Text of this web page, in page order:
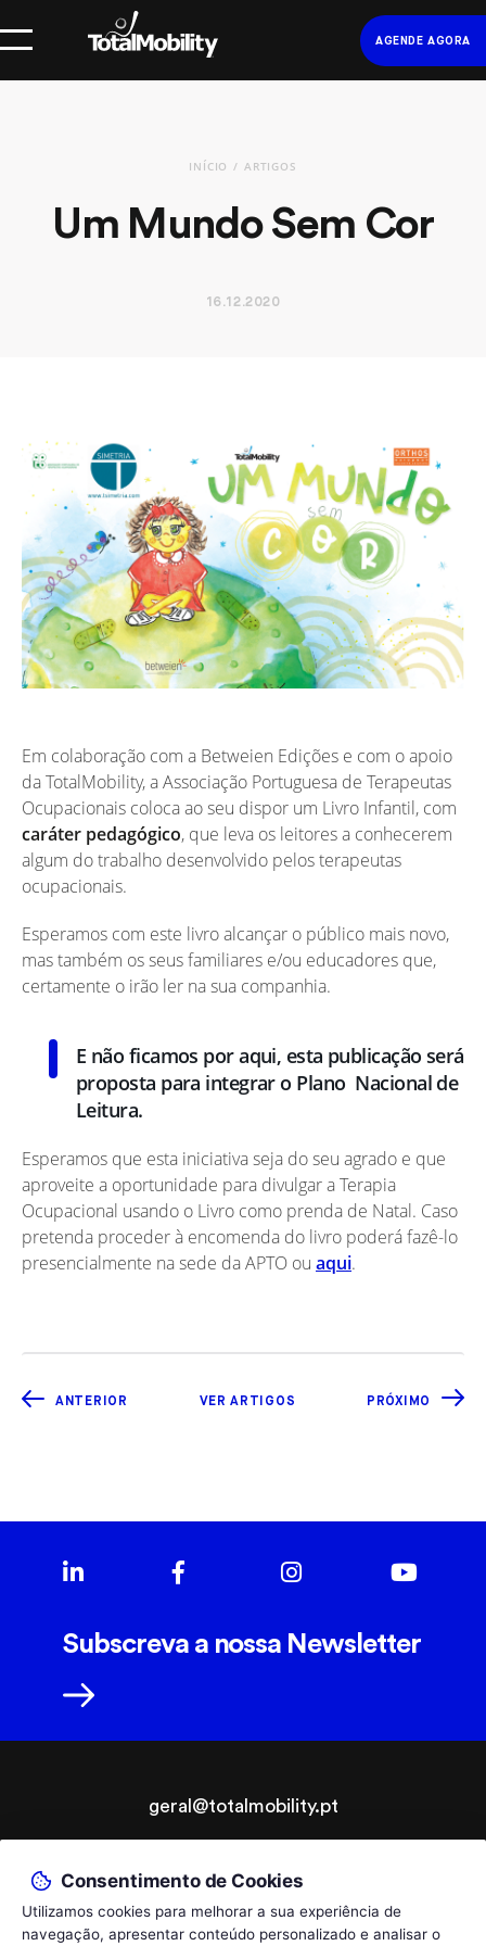
AGENDE AGORA
INÍCIO ARTIGOS
Um Mundo Sem Cor
16.12.2020
Em colaboração com a Betweien Edições e com o apoio
da TotalMobility, a Associação Portuguesa de Terapeutas
Ocupacionais coloca ao seu dispor um Livro Infantil, com
caráter pedagógico, que leva os leitores a conhecerem
algum do trabalho desenvolvido pelos terapeutas
ocupacionais.
Esperamos com este livro alcançar o público mais novo,
mas também os seus familiares e/ou educadores que,
certamente o irão ler na sua companhia.
E não ficamos por aqui, esta publicação será
proposta para integrar o Plano Nacional de
Leitura.
Esperamos que esta iniciativa seja do seu agrado e que
aproveite a oportunidade para divulgar a Terapia
Ocupacional usando o Livro como prenda de Natal. Caso
pretenda proceder à encomenda do livro poderá fazê-lo
presencialmente na sede da APTO ou aqui.
ANTERIOR VER ARTIGOS PRÓXIMO
Subscreva a nossa Newsletter
© 2026 TotalMobility - Adaptações Auto e Ajudas Técnicas,
Lda.
bluesoft.pt
geral@totalmobility.pt
chamada para a rede fixa nacional, custo de acordo com o seu tarifário.
Consentimento de Cookies
Utilizamos cookies para melhorar a sua experiência de
navegação, apresentar conteúdo personalizado e analisar o